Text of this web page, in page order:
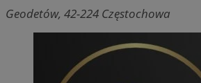
Geodetów, 42-224 Częstochowa